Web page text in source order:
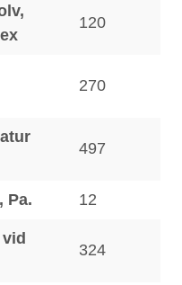
120
270
497
Pa. 12
324